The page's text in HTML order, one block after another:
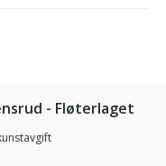
- Fløterlaget